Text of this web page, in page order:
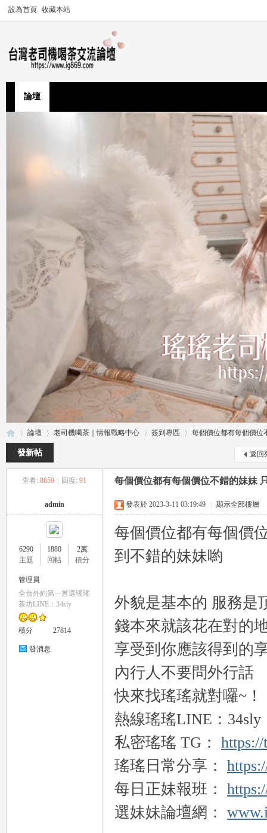
設為首頁 收藏本站
論壇
論壇
›
老司機喝茶｜情報戰略中心
›
簽到專區
›
每個價位都有每個價位
返回
發新帖
查看: 8659 回復: 91 每個價位都有每個價位不錯的妹妹
admin
6290
主題
1880
回帖
2萬
積分
管理員
全台外約第一首選瑤瑤
茶坊LINE：34sly
積分 27814
發消息
發表於 2023-3-11 03:19:49 顯示全部樓層
每個價位都有每個價
到不錯的妹妹喲
外貌是基本的 服務是
錢本來就該花在對的
享受到你應該得到的
內行人不要問外行話
快來找瑤瑤就對囉~！
熱線瑤瑤LINE：34sly
私密瑤瑤 TG：
瑤瑤日常分享：
每日正妹報班：
選妹妹論壇網：